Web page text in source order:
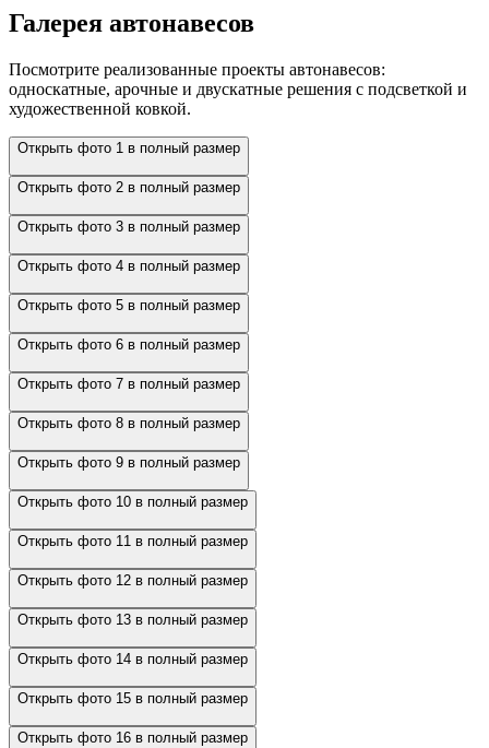
Галерея автонавесов
Посмотрите реализованные проекты автонавесов:
односкатные, арочные и двускатные решения с подсветкой и
художественной ковкой.
Открыть фото 1 в полный размер
Открыть фото 2 в полный размер
Открыть фото 3 в полный размер
Открыть фото 4 в полный размер
Открыть фото 5 в полный размер
Открыть фото 6 в полный размер
Открыть фото 7 в полный размер
Открыть фото 8 в полный размер
Открыть фото 9 в полный размер
Открыть фото 10 в полный размер
Открыть фото 11 в полный размер
Открыть фото 12 в полный размер
Открыть фото 13 в полный размер
Открыть фото 14 в полный размер
Открыть фото 15 в полный размер
Открыть фото 16 в полный размер